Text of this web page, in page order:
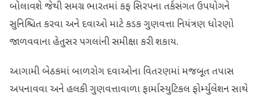
બોલાવશે જેથી સમગ્ર ભારતમાં કફ સિરપના તર્કસંગત ઉપયોગને
સુનિશ્ચિત કરવા અને દવાઓ માટે કડક ગુણવત્તા નિયંત્રણ ધોરણો
જાળવવાના હેતુસર પગલાંની સમીક્ષા કરી શકાય.
આગામી બેઠકમાં બાળરોગ દવાઓના વિતરણમાં મજબૂત તપાસ
અપનાવવા અને હલકી ગુણવત્તાવાળા ફાર્માસ્યુટિકલ ફોર્મ્યુલેશન સાથે